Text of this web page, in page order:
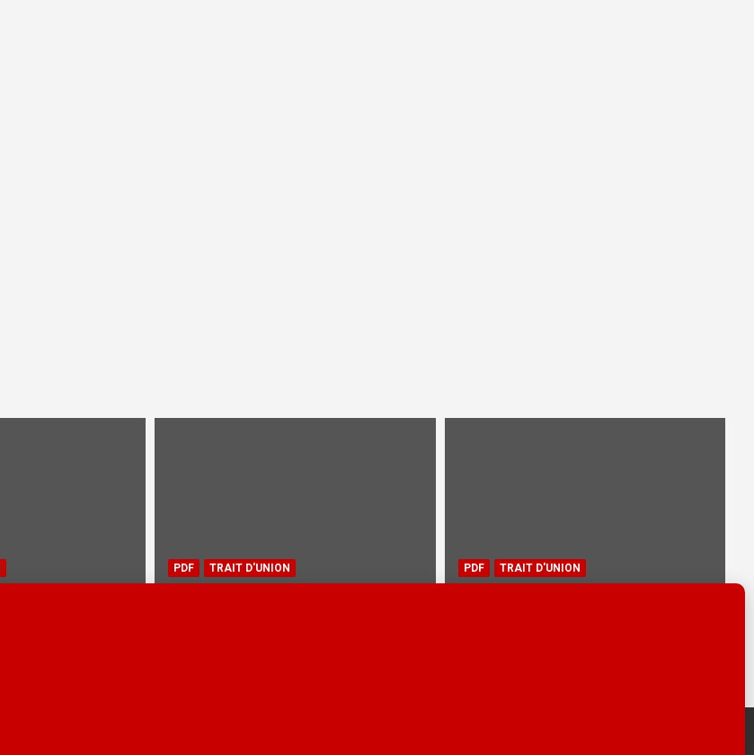
PDF TRAIT D'UNION PDF TRAIT D'UNION